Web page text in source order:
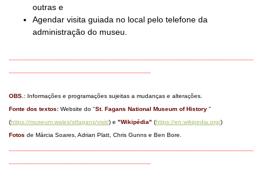
outras e
Agendar visita guiada no local pelo telefone da
administração do museu.
OBS. : Informações e programações sujeitas a mudanças e alterações.
Fonte dos textos: Website do "St. Fagans National Museum of History "
(https://museum.wales/stfagans/visit/) e "Wikipédia" (https://en.wikipedia.org/)
Fotos de Márcia Soares, Adrian Platt, Chris Gunns e Ben Bore.